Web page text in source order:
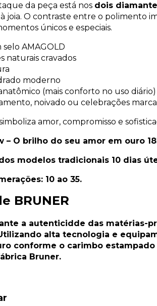
da peça está nos dois
joia. O contraste entre o polimento
únicos e especiais.
AMAGOLD
naturais cravados
moderno
(mais conforto no uso diário)
noivado ou celebrações
amor, compromisso e
– O brilho do seu amor em ouro
modelos tradicionais 10 dias
10 ao 35.
BRUNER
a autenticidde das matérias-
alta tecnologia e
conforme o carimbo estampado
Bruner.